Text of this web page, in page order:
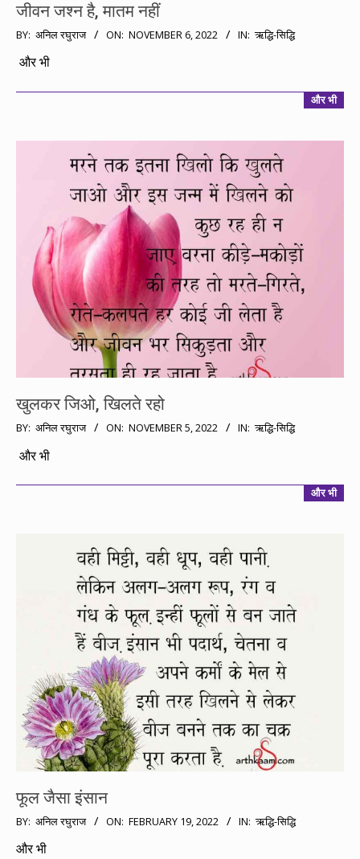
जीवन जश्न है, मातम नहीं
2022-
11-
BY: अनिल रघुराज ON: NOVEMBER 6, 2022 IN: ऋद्धि-सिद्धि
और भी
और भी
खुलकर जिओ, खिलते रहो
2022-
11-
BY: अनिल रघुराज ON: NOVEMBER 5, 2022 IN: ऋद्धि-सिद्धि
और भी
और भी
फूल जैसा इंसान
2022-
02-
BY: अनिल रघुराज ON: FEBRUARY 19, 2022 IN: ऋद्धि-सिद्धि
और भी